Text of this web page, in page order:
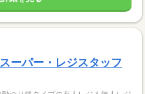
ーパー・レジスタッフ